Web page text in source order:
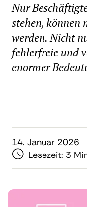
Nur
stehen, können
werden. Nicht
fehlerfreie und
enormer
14. Januar 2026
Lesezeit: 3